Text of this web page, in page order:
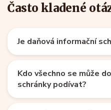
Často kladené
Je daňová informační
Kdo všechno se může
schránky podívat?